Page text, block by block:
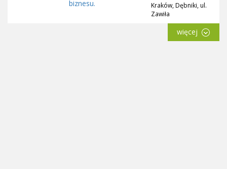
Kraków, Dębniki, ul.
Zawiła
więcej